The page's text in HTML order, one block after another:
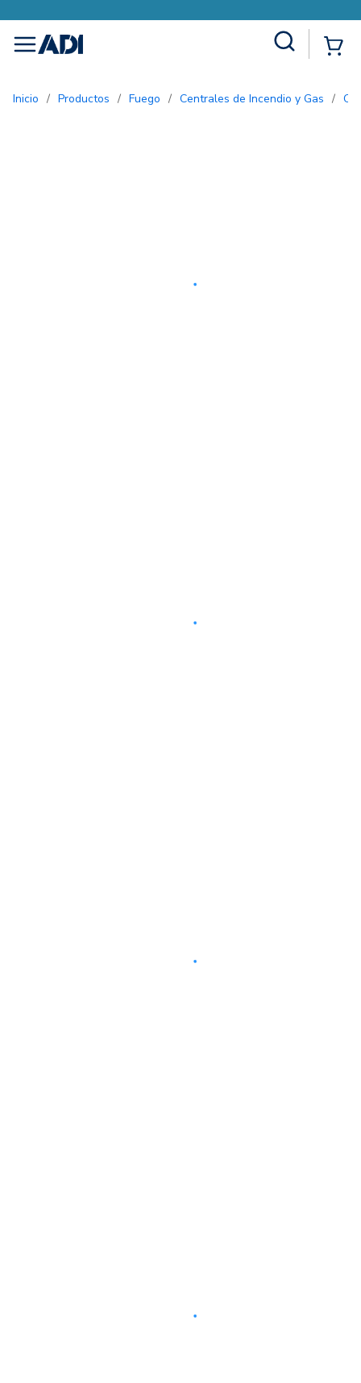
menu
Inicio / Productos / Fuego / Centrales de Incendio y Gas /